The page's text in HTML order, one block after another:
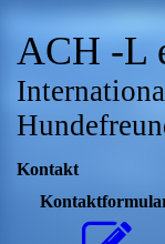
ACH -L
Kontakt